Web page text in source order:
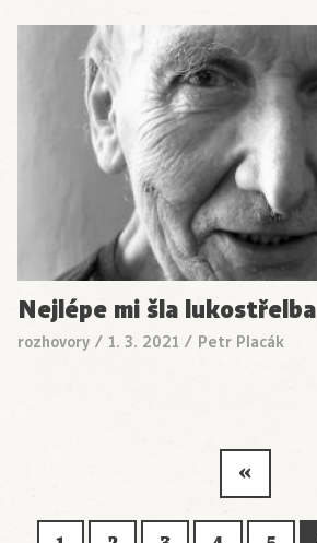
Nejlépe mi šla lukostřelba
rozhovory / 1. 3. 2021 / Petr Placák
«